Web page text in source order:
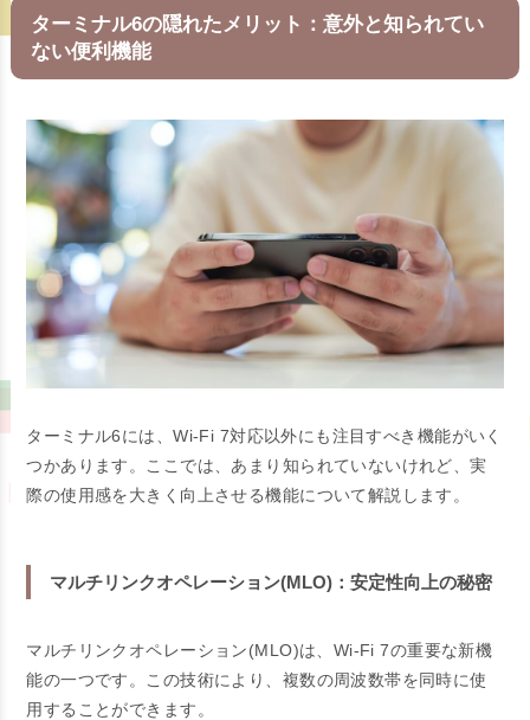
ターミナル6の隠れたメリット：意外と知られてい
ない便利機能
ターミナル6には、Wi-Fi 7対応以外にも注目すべき機能がいく
つかあります。ここでは、あまり知られていないけれど、実
際の使用感を大きく向上させる機能について解説します。
マルチリンクオペレーション(MLO)：安定性向上の秘密
マルチリンクオペレーション(MLO)は、Wi-Fi 7の重要な新機
能の一つです。この技術により、複数の周波数帯を同時に使
用することができます。